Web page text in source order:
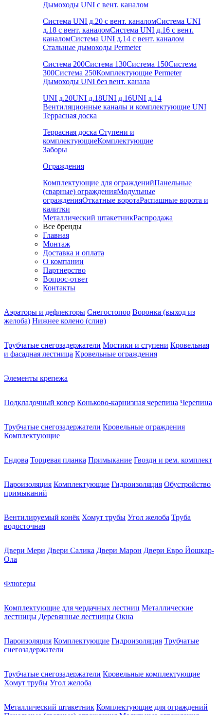
Дымоходы UNI с вент. каналом
Система UNI д.20 с вент. каналомСистема UNI
д.18 с вент. каналомСистема UNI д.16 с вент.
каналомСистема UNI д.14 с вент. каналом
Стальные дымоходы Permeter
Система 200Система 130Система 150Система
300Система 250Комплектующие Permeter
Дымоходы UNI без вент. канала
UNI д.20UNI д.18UNI д.16UNI д.14
Вентиляционные каналы и комплектующие UNI
Террасная доска
Террасная доска Ступени и
комплектующиеКомплектующие
Заборы
Ограждения
Комплектующие для огражденийПанельные
(сварные) огражденияМодульные
огражденияОткатные воротаРаспашные ворота и
калитки
Металлический штакетникРаспродажа
Все бренды
Главная
Монтаж
Доставка и оплата
О компании
Партнерство
Вопрос-ответ
Контакты
Аэраторы и дефлекторы Снегостопор Воронка (выход из
желоба) Нижнее колено (слив)
Трубчатые снегозадержатели Мостики и ступени Кровельная
и фасадная лестница Кровельные ограждения
Элементы крепежа
Подкладочный ковер Коньково-карнизная черепица Черепица
Трубчатые снегозадержатели Кровельные ограждения
Комплектующие
Ендова Торцевая планка Примыкание Гвозди и рем. комплект
Пароизоляция Комплектующие Гидроизоляция Обустройство
примыканий
Вентилируемый конёк Хомут трубы Угол желоба Труба
водосточная
Двери Мери Двери Салика Двери Марон Двери Евро Йошкар-
Ола
Флюгеры
Комплектующие для чердачных лестниц Металлические
лестницы Деревянные лестницы Окна
Пароизоляция Комплектующие Гидроизоляция Трубчатые
снегозадержатели
Трубчатые снегозадержатели Кровельные комплектующие
Хомут трубы Угол желоба
Металлический штакетник Комплектующие для ограждений